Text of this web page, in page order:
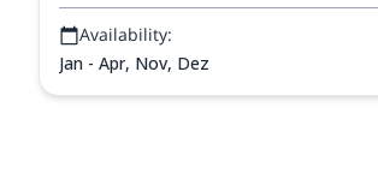
Availability:
Jan - Apr, Nov, Dez